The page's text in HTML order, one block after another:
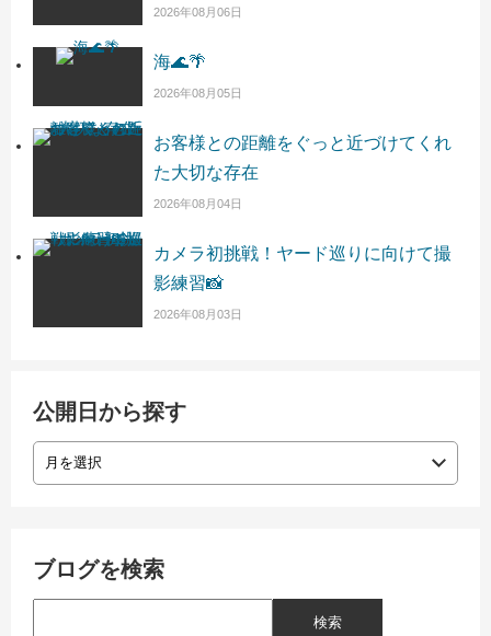
2026年08月06日
海🌊🌴
2026年08月05日
お客様との距離をぐっと近づけてくれ
た大切な存在
2026年08月04日
カメラ初挑戦！ヤード巡りに向けて撮
影練習📸
2026年08月03日
公開日から探す
ブログを検索